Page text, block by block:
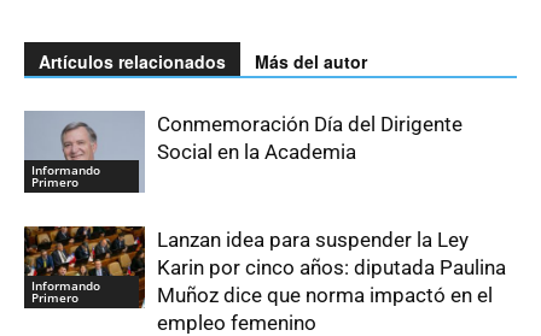
Artículos relacionados Más del autor
Informando
Primero
Conmemoración Día del Dirigente
Social en la Academia
Informando
Primero
Lanzan idea para suspender la Ley
Karin por cinco años: diputada Paulina
Muñoz dice que norma impactó en el
empleo femenino